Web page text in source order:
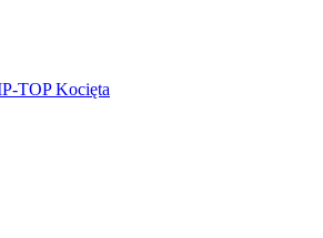
TOP Kocięta